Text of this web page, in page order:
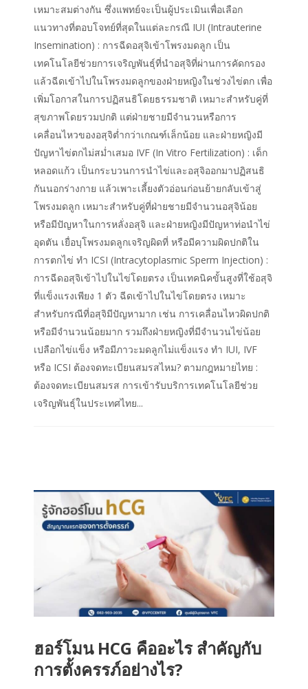
เหมาะสมต่างกัน ซึ่งแพทย์จะเป็นผู้ประเมินเพื่อเลือก
แนวทางที่ตอบโจทย์ที่สุดในแต่ละกรณี IUI (Intrauterine
Insemination) : การฉีดอสุจิเข้าโพรงมดลูก เป็น
เทคโนโลยีช่วยการเจริญพันธุ์ที่นำอสุจิที่ผ่านการคัดกรอง
แล้วฉีดเข้าไปในโพรงมดลูกของฝ่ายหญิงในช่วงไข่ตก เพื่อ
เพิ่มโอกาสในการปฏิสนธิโดยธรรมชาติ เหมาะสำหรับคู่ที่
สุขภาพโดยรวมปกติ แต่ฝ่ายชายมีจำนวนหรือการ
เคลื่อนไหวของอสุจิต่ำกว่าเกณฑ์เล็กน้อย และฝ่ายหญิงมี
ปัญหาไข่ตกไม่สม่ำเสมอ IVF (In Vitro Fertilization) : เด็ก
หลอดแก้ว เป็นกระบวนการนำไข่และอสุจิออกมาปฏิสนธิ
กันนอกร่างกาย แล้วเพาะเลี้ยงตัวอ่อนก่อนย้ายกลับเข้าสู่
โพรงมดลูก เหมาะสำหรับคู่ที่ฝ่ายชายมีจำนวนอสุจิน้อย
หรือมีปัญหาในการหลั่งอสุจิ และฝ่ายหญิงมีปัญหาท่อนำไข่
อุดตัน เยื่อบุโพรงมดลูกเจริญผิดที่ หรือมีความผิดปกติใน
การตกไข่ ทำ ICSI (Intracytoplasmic Sperm Injection) :
การฉีดอสุจิเข้าไปในไข่โดยตรง เป็นเทคนิคขั้นสูงที่ใช้อสุจิ
ที่แข็งแรงเพียง 1 ตัว ฉีดเข้าไปในไข่โดยตรง เหมาะ
สำหรับกรณีที่อสุจิมีปัญหามาก เช่น การเคลื่อนไหวผิดปกติ
หรือมีจำนวนน้อยมาก รวมถึงฝ่ายหญิงที่มีจำนวนไข่น้อย
เปลือกไข่แข็ง หรือมีภาวะมดลูกไม่แข็งแรง ทำ IUI, IVF
หรือ ICSI ต้องจดทะเบียนสมรสไหม? ตามกฎหมายไทย :
ต้องจดทะเบียนสมรส การเข้ารับบริการเทคโนโลยีช่วย
เจริญพันธุ์ในประเทศไทย...
ฮอร์โมน HCG คืออะไร สำคัญกับ
การตั้งครรภ์อย่างไร?